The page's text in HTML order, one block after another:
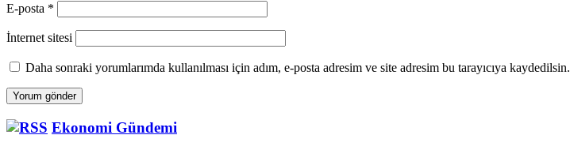
E-posta *
İnternet sitesi
Daha sonraki yorumlarımda kullanılması için adım, e-posta adresim ve site adresim bu tarayıcıya kaydedilsin.
Ekonomi Gündemi